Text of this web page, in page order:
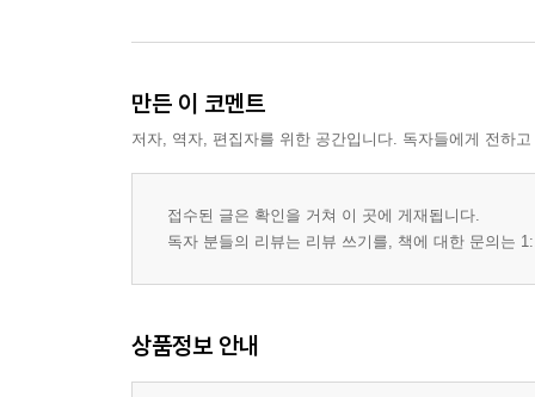
만든 이 코멘트
저자, 역자, 편집자를 위한 공간입니다. 독자들에게 전하
접수된 글은 확인을 거쳐 이 곳에 게재됩니다.
독자 분들의 리뷰는 리뷰 쓰기를, 책에 대한 문의는
상품정보 안내